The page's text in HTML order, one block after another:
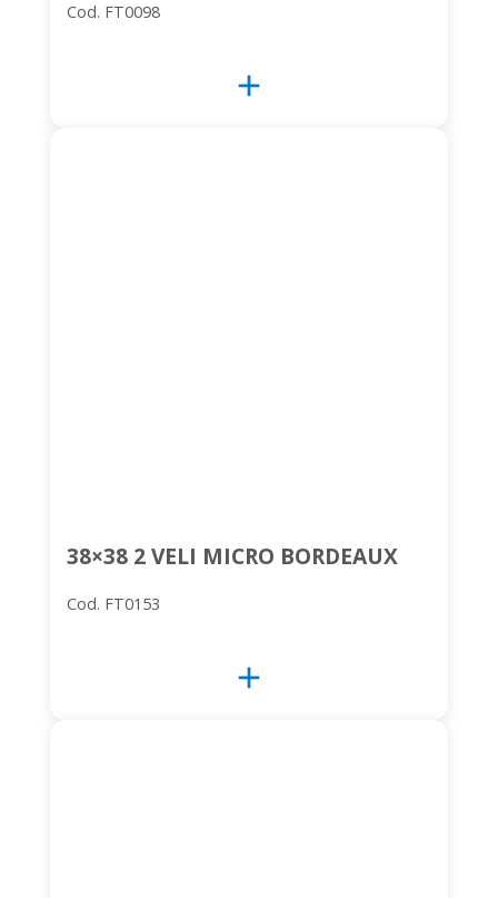
Cod. FT0098
add
38×38 2 VELI MICRO BORDEAUX
Cod. FT0153
add